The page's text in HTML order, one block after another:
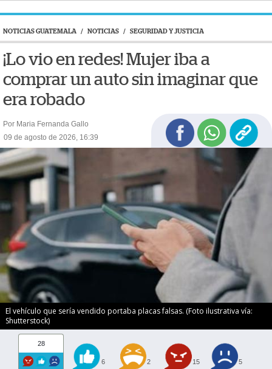
NOTICIAS GUATEMALA / NOTICIAS / SEGURIDAD Y JUSTICIA
¡Lo vio en redes! Mujer iba a
comprar un auto sin imaginar que
era robado
Por Maria Fernanda Gallo
09 de agosto de 2026, 16:39
El vehículo que sería vendido portaba placas falsas. (Foto ilustrativa vía:
Shutterstock)
28
6 2 15 5